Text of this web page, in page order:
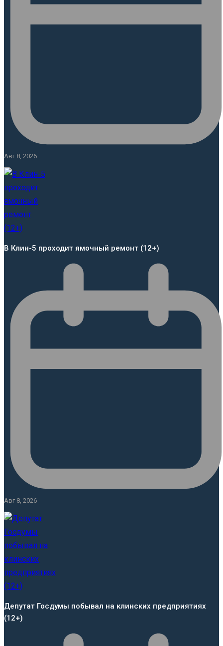
Авг 8, 2026
В Клин-5 проходит ямочный ремонт (12+)
Авг 8, 2026
Депутат Госдумы побывал на клинских предприятиях
(12+)